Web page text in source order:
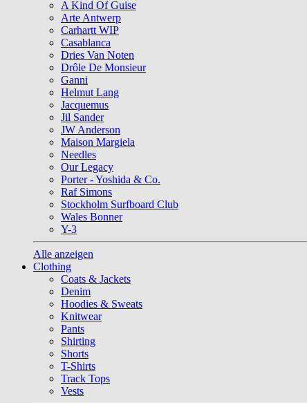
A Kind Of Guise
Arte Antwerp
Carhartt WIP
Casablanca
Dries Van Noten
Drôle De Monsieur
Ganni
Helmut Lang
Jacquemus
Jil Sander
JW Anderson
Maison Margiela
Needles
Our Legacy
Porter - Yoshida & Co.
Raf Simons
Stockholm Surfboard Club
Wales Bonner
Y-3
Alle anzeigen
Clothing
Coats & Jackets
Denim
Hoodies & Sweats
Knitwear
Pants
Shirting
Shorts
T-Shirts
Track Tops
Vests